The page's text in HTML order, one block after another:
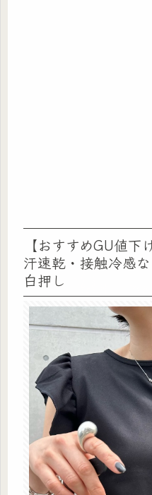
【おすすめGU値
汗速乾・接触冷感
白押し